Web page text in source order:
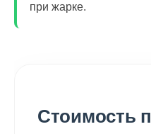
при жарке.
Стоимость